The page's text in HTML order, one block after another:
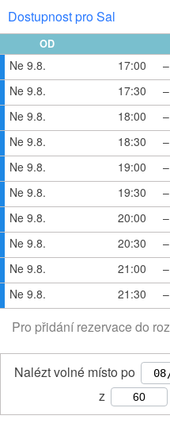
Dostupnost pro Sal
OD
Ne 9.8. 17:00 –
Ne 9.8.
17:30 –
Ne 9.8.
18:00 –
Ne 9.8.
18:30 –
Ne 9.8.
19:00 –
Ne 9.8.
19:30 –
Ne 9.8.
20:00 –
Ne 9.8.
20:30 –
Ne 9.8.
21:00 –
Ne 9.8.
21:30 –
Pro přidání rezervace do
Nalézt volné místo po
z